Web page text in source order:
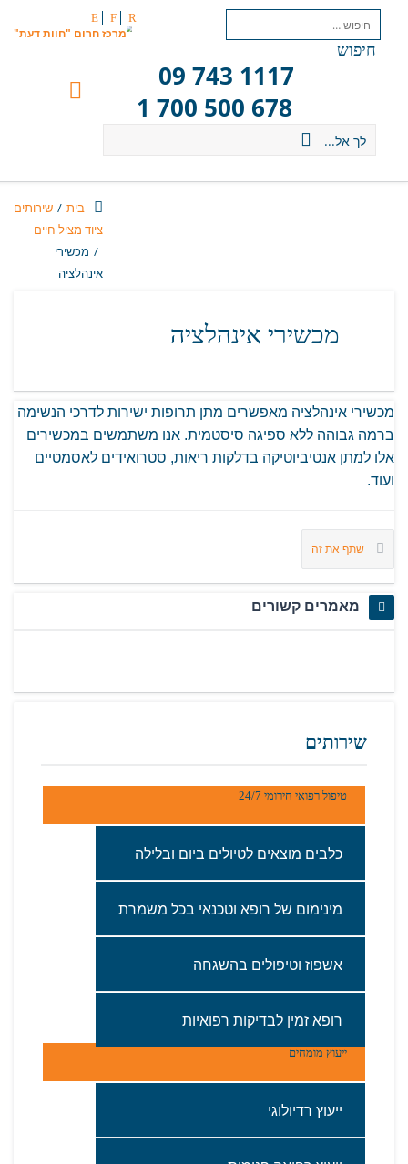
E F R
חיפוש
09 743 1117
1 700 500 678
לך אל...
בית / שירותים
ציוד‭ ‬מציל‭ ‬חיים
/
‬אינהלציה‭ ‬
מכשירי‭ ‬אינהלציה‭ ‬
מכשירי אינהלציה מאפשרים מתן תרופות ישירות לדרכי הנשימה
ברמה גבוהה ללא ספיגה סיסטמית. אנו משתמשים במכשירים
אלו למתן אנטיביוטיקה בדלקות ריאות, סטרואידים לאסמטיים
ועוד.
שתף את זה
מאמרים קשורים
שירותים
טיפול רפואי חירומי 24/7
כלבים‭ ‬מוצאים‭ ‬לטיולים‭ ‬ביום‭ ‬ובלילה
מינימום‭ ‬של‭ ‬רופא‭ ‬וטכנאי‭ ‬בכל‭ ‬משמרת
אשפוז‭ ‬וטיפולים‭ ‬בהשגחה‭ ‬
רופא‭ ‬זמין‭ ‬לבדיקות‭ ‬רפואיות
ייעוץ מומחים
ייעוץ רדיולוגי